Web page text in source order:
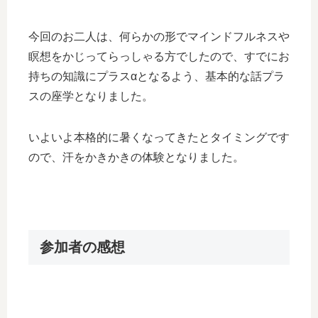
今回のお二人は、何らかの形でマインドフルネスや
瞑想をかじってらっしゃる方でしたので、すでにお
持ちの知識にプラスαとなるよう、基本的な話プラ
スの座学となりました。
いよいよ本格的に暑くなってきたとタイミングです
ので、汗をかきかきの体験となりました。
参加者の感想